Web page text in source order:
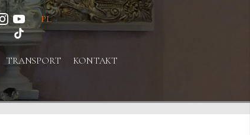
PL
TRANSPORT KONTAKT